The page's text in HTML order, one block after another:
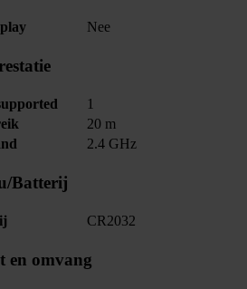
Nee
1
20 m
2.4 GHz
Batterij
CR2032
en omvang